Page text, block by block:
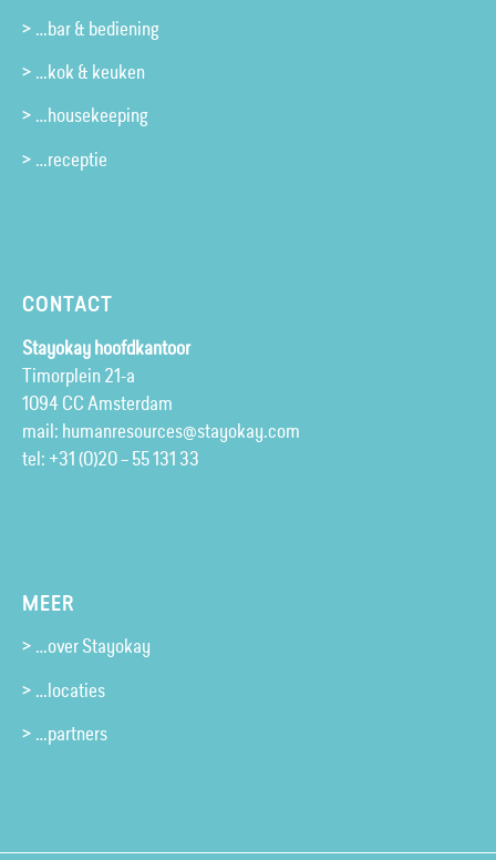
> …bar & bediening
> …kok & keuken
> …housekeeping
> …receptie
CONTACT
Stayokay hoofdkantoor
Timorplein 21-a
1094 CC Amsterdam
mail: humanresources@stayokay.com
tel: +31 (0)20 – 55 131 33
MEER
> …over Stayokay
> …locaties
> …partners